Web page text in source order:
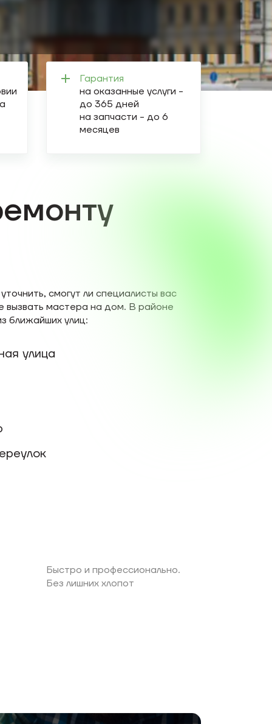
Гарантия
на оказанные услуги -
до 365 дней
на запчасти - до 6
месяцев
смогут ли специалисты вас
вызвать мастера на дом. В районе
ближайших улиц:
улица
Быстро и профессионально.
Без лишних хлопот